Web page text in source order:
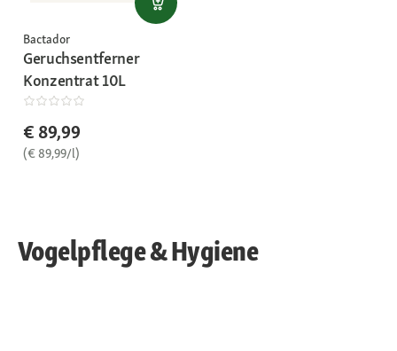
Bactador
Geruchsentferner
Konzentrat 10L
€ 89,99
(€ 89,99/l)
Vogelpflege & Hygiene